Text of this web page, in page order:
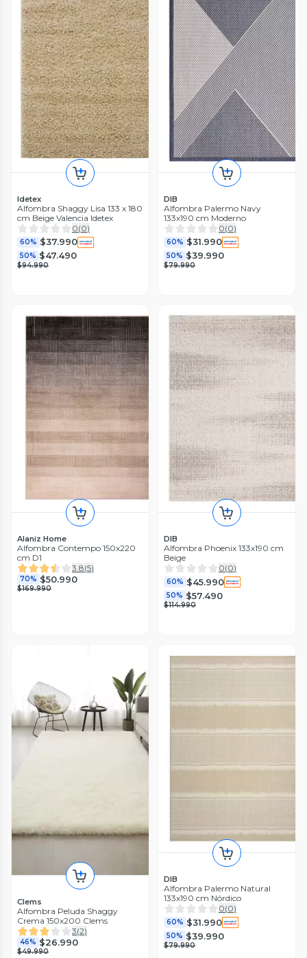
Idetex
Alfombra Shaggy Lisa 133 x 180
cm Beige Valencia Idetex
0(0)
60% $37.990
50% $47.490
$94.990
DIB
Alfombra Palermo Navy
133x190 cm Moderno
0(0)
60% $31.990
50% $39.990
$79.990
Alaniz Home
Alfombra Contempo 150x220
cm D1
3.8(5)
70% $50.990
$169.990
DIB
Alfombra Phoenix 133x190 cm
Beige
0(0)
60% $45.990
50% $57.490
$114.990
Clems
Alfombra Peluda Shaggy
Crema 150x200 Clems
3(2)
46% $26.990
$49.990
DIB
Alfombra Palermo Natural
133x190 cm Nórdico
0(0)
60% $31.990
50% $39.990
$79.990